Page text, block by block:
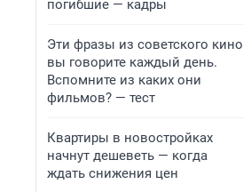
погибшие — кадры
Эти фразы из советского кино
вы говорите каждый день.
Вспомните из каких они
фильмов? — тест
Квартиры в новостройках
начнут дешеветь — когда
ждать снижения цен